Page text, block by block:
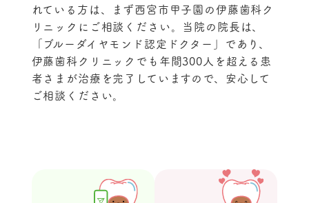
れている方は、まず西宮市甲子園の伊藤歯科ク
リニックにご相談ください。当院の院長は、
「ブルーダイヤモンド認定ドクター」であり、
伊藤歯科クリニックでも年間300人を超える患
者さまが治療を完了していますので、安心して
ご相談ください。